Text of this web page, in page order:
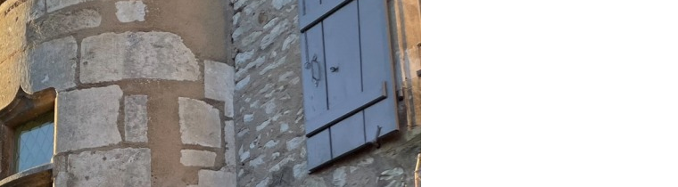
TREE RISK
ASSESSMENT
ツリーリスクアセスメント部門
ツリーリスクアセスメント部門
LANDSCAPE
CONSULTING
ランドスケープコンサルティング部門
ランドスケープコンサルティング部門